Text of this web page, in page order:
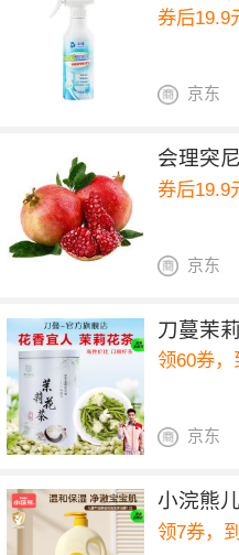
券后19.9
京东
会理突
券后19.9
京东
刀蔓茉
领60券，
京东
小浣熊
领7券，